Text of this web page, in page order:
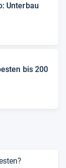
Unter­bau
bis 200